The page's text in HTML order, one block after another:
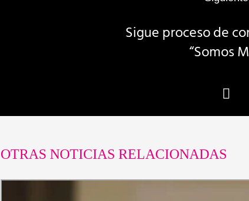
Sigue proceso de
“Somos
OTRAS NOTICIAS RELACIONADAS